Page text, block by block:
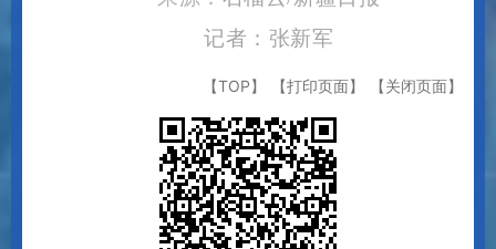
记者：张新军
【TOP】 【打印页面】 【关闭页面】